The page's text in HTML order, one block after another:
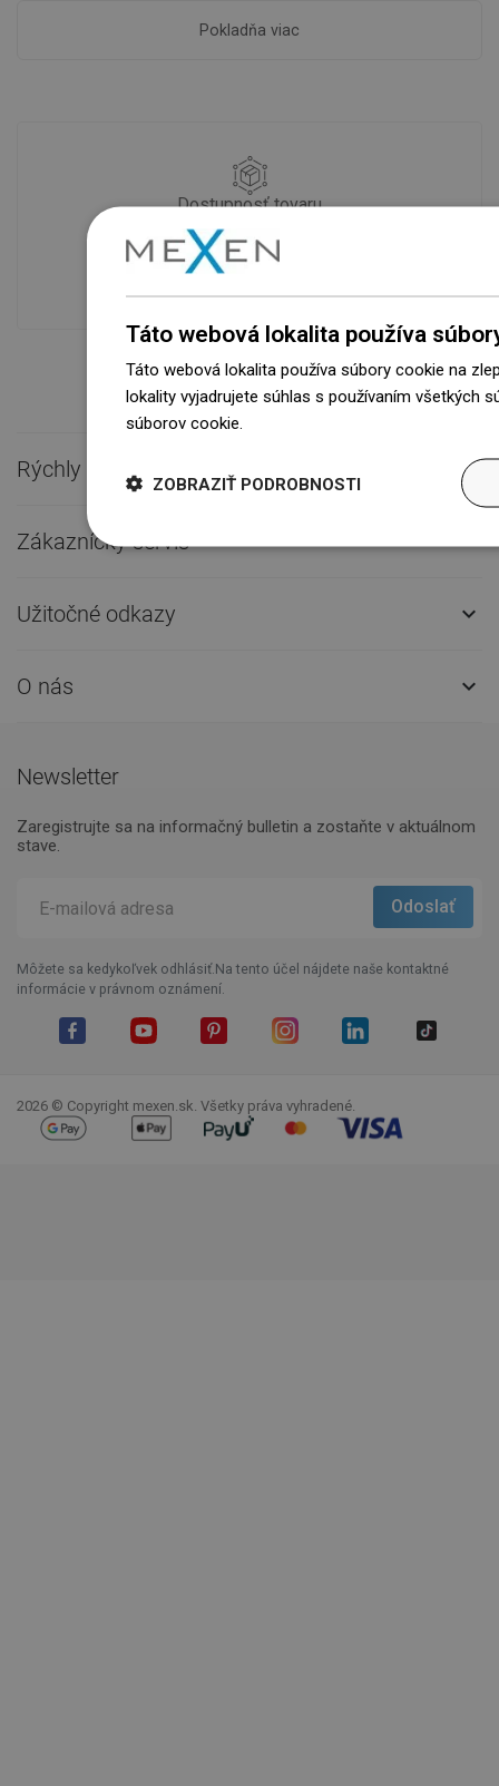
Pokladňa viac
Dostupnosť tovaru
Naše výrobky na vás čakajú v
modernom sklade.Vždy pripravený na
Rýchly kontakt 
Zákaznícky servis 
Užitočné odkazy 
O nás 
Newsletter
Zaregistrujte sa na informačný bulletin a zostaňte v aktuálnom
stave.
Môžete sa kedykoľvek odhlásiť.Na tento účel nájdete naše kontaktné
informácie v právnom oznámení.
2026 © Copyright mexen.sk. Všetky práva vyhradené.
Táto webová lokalita používa
Táto webová lokalita používa súbory cookie na
lokality vyjadrujete súhlas s používaním všetkých
súborov cookie.
ZOBRAZIŤ PODROBNOSTI